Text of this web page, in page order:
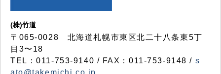
(株)竹道
〒065-0028 北海道札幌市東区北二十八条東5丁
目3〜18
TEL：011-753-9140 / FAX：011-753-9148 / s
ato@takemichi.co.jp